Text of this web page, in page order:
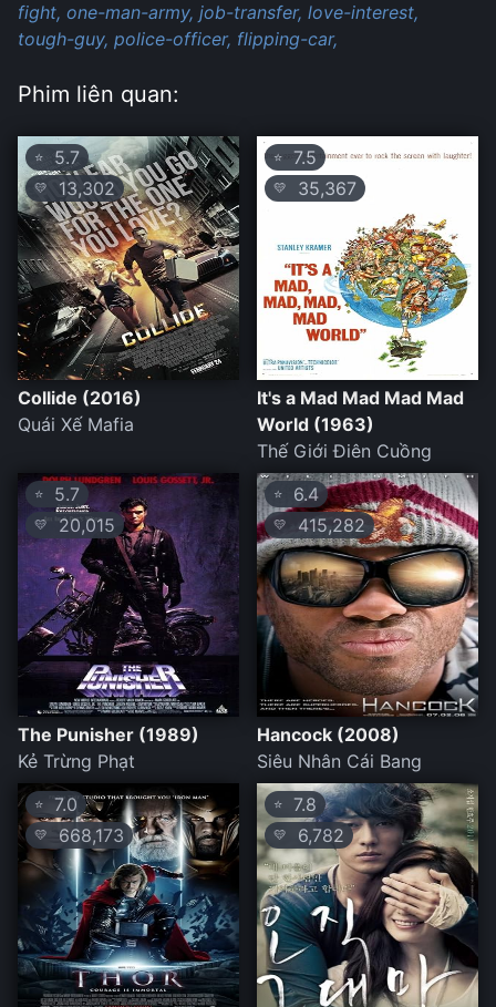
fight, one-man-army, job-transfer, love-interest,
tough-guy, police-officer, flipping-car,
Phim liên quan:
⭐ 5.7
💛 13,302
Collide (2016)
Quái Xế Mafia
⭐ 7.5
💛 35,367
It's a Mad Mad Mad Mad
World (1963)
Thế Giới Điên Cuồng
⭐ 5.7
💛 20,015
The Punisher (1989)
Kẻ Trừng Phạt
⭐ 6.4
💛 415,282
Hancock (2008)
Siêu Nhân Cái Bang
⭐ 7.0
💛 668,173
⭐ 7.8
💛 6,782